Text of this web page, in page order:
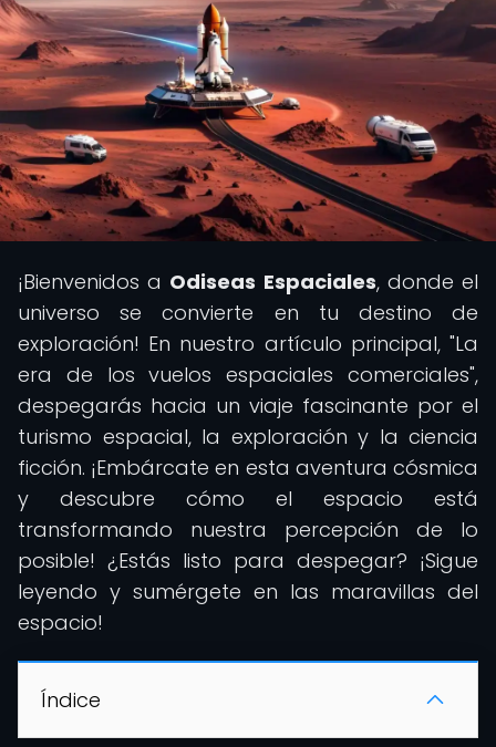
¡Bienvenidos a Odiseas Espaciales, donde el
universo se convierte en tu destino de
exploración! En nuestro artículo principal, "La
era de los vuelos espaciales comerciales",
despegarás hacia un viaje fascinante por el
turismo espacial, la exploración y la ciencia
ficción. ¡Embárcate en esta aventura cósmica
y descubre cómo el espacio está
transformando nuestra percepción de lo
posible! ¿Estás listo para despegar? ¡Sigue
leyendo y sumérgete en las maravillas del
espacio!
Índice